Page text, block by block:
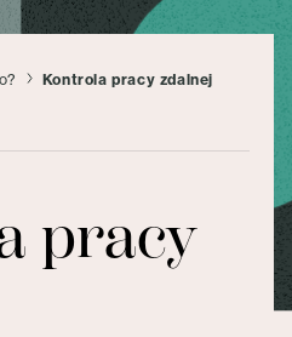
Kontrola pracy zdalnej
pracy